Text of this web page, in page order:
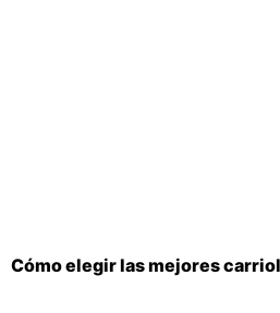
Cómo elegir las mejores